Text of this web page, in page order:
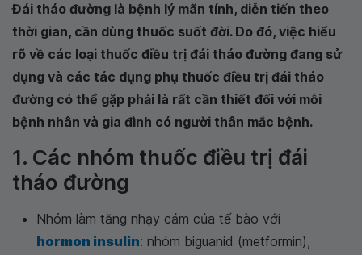
Đái tháo đường là bệnh lý mãn tính, diễn tiến theo
thời gian, cần dùng thuốc suốt đời. Do đó, việc hiểu
rõ về các loại thuốc điều trị đái tháo đường đang sử
dụng và các tác dụng phụ thuốc điều trị đái tháo
đường có thể gặp phải là rất cần thiết đối với mỗi
bệnh nhân và gia đình có người thân mắc bệnh.
1. Các nhóm thuốc điều trị đái
tháo đường
Nhóm làm tăng nhạy cảm của tế bào với
hormon insulin: nhóm biguanid (metformin),